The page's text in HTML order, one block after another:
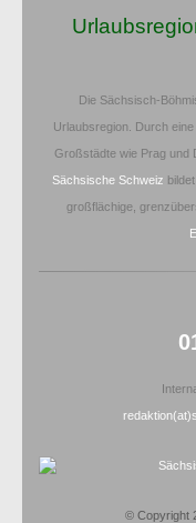
Die Sächsisch-
Urlaubsregion. Durch
Großstädte wie Prag und
Sächsische Schweiz
großflächige,
© Copyright